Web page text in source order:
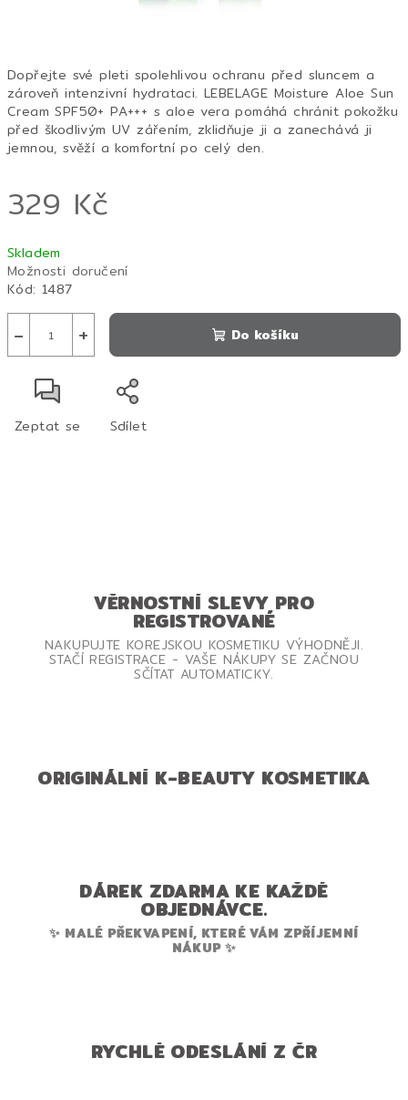
Dopřejte své pleti spolehlivou ochranu před sluncem a
zároveň intenzivní hydrataci. LEBELAGE Moisture Aloe Sun
Cream SPF50+ PA+++ s aloe vera pomáhá chránit pokožku
před škodlivým UV zářením, zklidňuje ji a zanechává ji
jemnou, svěží a komfortní po celý den.
329 Kč
cena:
Skladem
Možnosti doručení
Kód: 1487
+
− Do košíku
Zeptat se Sdílet
VĚRNOSTNÍ SLEVY PRO
REGISTROVANÉ
NAKUPUJTE KOREJSKOU KOSMETIKU VÝHODNĚJI.
STAČÍ REGISTRACE - VAŠE NÁKUPY SE ZAČNOU
SČÍTAT AUTOMATICKY.
ORIGINÁLNÍ K-BEAUTY KOSMETIKA
DÁREK ZDARMA KE KAŽDÉ
OBJEDNÁVCE.
✨ MALÉ PŘEKVAPENÍ, KTERÉ VÁM ZPŘÍJEMNÍ
NÁKUP ✨
RYCHLÉ ODESLÁNÍ Z ČR